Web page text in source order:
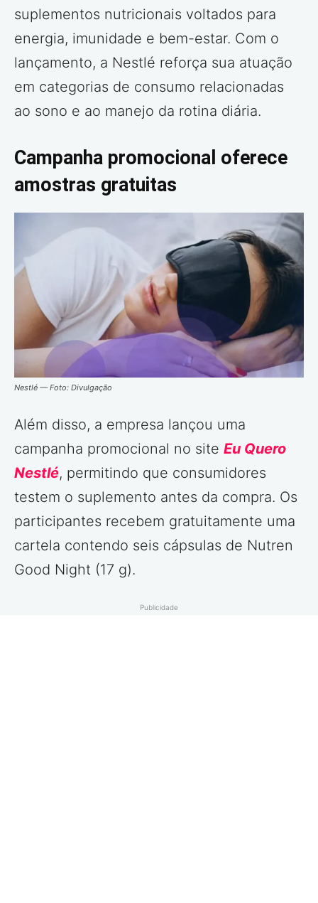
suplementos nutricionais voltados para
energia, imunidade e bem-estar. Com o
lançamento, a Nestlé reforça sua atuação
em categorias de consumo relacionadas
ao sono e ao manejo da rotina diária.
Campanha promocional oferece
amostras gratuitas
Nestlé — Foto: Divulgação
Além disso, a empresa lançou uma
campanha promocional no site Eu Quero
Nestlé, permitindo que consumidores
testem o suplemento antes da compra. Os
participantes recebem gratuitamente uma
cartela contendo seis cápsulas de Nutren
Good Night (17 g).
Publicidade